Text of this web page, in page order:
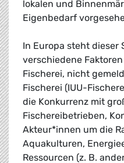
lokalen und
Eigenbedarf
In Europa steht dieser
verschiedene
Fischerei, nicht
Fischerei (IUU-
die Konkurrenz mit
Fischereibetrieben,
Akteur*innen um die
Aquakulturen,
Ressourcen (z. B.